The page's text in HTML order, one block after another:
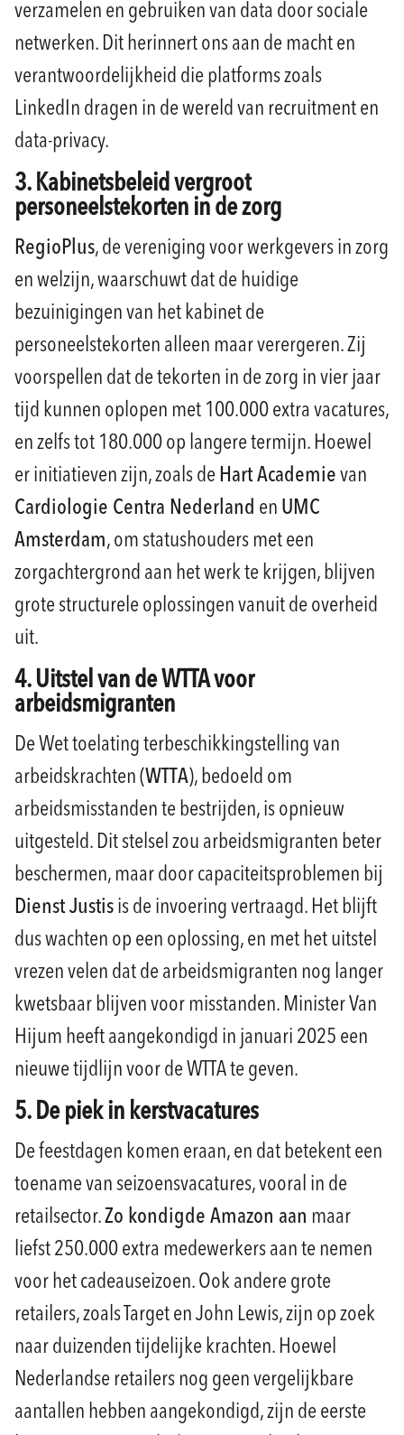
verzamelen en gebruiken van data door sociale
netwerken. Dit herinnert ons aan de macht en
verantwoordelijkheid die platforms zoals
LinkedIn dragen in de wereld van recruitment en
data-privacy.
3. Kabinetsbeleid vergroot
personeelstekorten in de zorg
RegioPlus, de vereniging voor werkgevers in zorg
en welzijn, waarschuwt dat de huidige
bezuinigingen van het kabinet de
personeelstekorten alleen maar verergeren. Zij
voorspellen dat de tekorten in de zorg in vier jaar
tijd kunnen oplopen met 100.000 extra vacatures,
en zelfs tot 180.000 op langere termijn. Hoewel
er initiatieven zijn, zoals de Hart Academie van
Cardiologie Centra Nederland en UMC
Amsterdam, om statushouders met een
zorgachtergrond aan het werk te krijgen, blijven
grote structurele oplossingen vanuit de overheid
uit.
4. Uitstel van de WTTA voor
arbeidsmigranten
De Wet toelating terbeschikkingstelling van
arbeidskrachten (WTTA), bedoeld om
arbeidsmisstanden te bestrijden, is opnieuw
uitgesteld. Dit stelsel zou arbeidsmigranten beter
beschermen, maar door capaciteitsproblemen bij
Dienst Justis is de invoering vertraagd. Het blijft
dus wachten op een oplossing, en met het uitstel
vrezen velen dat de arbeidsmigranten nog langer
kwetsbaar blijven voor misstanden. Minister Van
Hijum heeft aangekondigd in januari 2025 een
nieuwe tijdlijn voor de WTTA te geven.
5. De piek in kerstvacatures
De feestdagen komen eraan, en dat betekent een
toename van seizoensvacatures, vooral in de
retailsector.Zo kondigde Amazon aan maar
liefst 250.000 extra medewerkers aan te nemen
voor het cadeauseizoen. Ook andere grote
retailers, zoals Target en John Lewis, zijn op zoek
naar duizenden tijdelijke krachten. Hoewel
Nederlandse retailers nog geen vergelijkbare
aantallen hebben aangekondigd, zijn de eerste